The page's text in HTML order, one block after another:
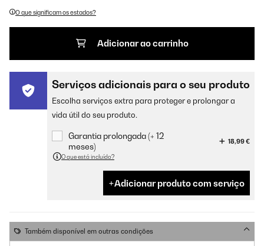
O que significam os estados?
Adicionar ao carrinho
Serviços adicionais para o seu produto
Escolha serviços extra para proteger e prolongar a
vida útil do seu produto.
Garantia prolongada (+ 12
meses)
18,99 €
O que está incluído?
Adicionar produto com serviço
Também disponível em outras condições